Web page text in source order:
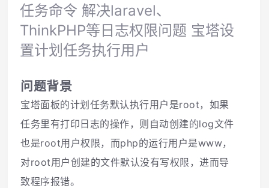
任务命令 解决laravel、
ThinkPHP等日志权限问题 宝塔设
置计划任务执行用户
问题背景
宝塔面板的计划任务默认执行用户是root，如果
任务里有打印日志的操作，则自动创建的log文件
也是root用户权限，而php的运行用户是www，
对root用户创建的文件默认没有写权限，进而导
致程序报错。